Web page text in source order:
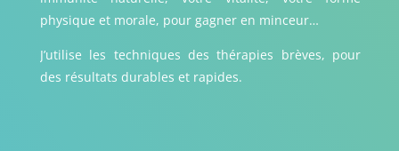
physique et morale, pour gagner en minceur…
J’utilise les techniques des thérapies brèves, pour
des résultats durables et rapides.